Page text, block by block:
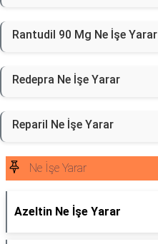
Rantudil 90 Mg Ne İşe Yarar
Redepra Ne İşe Yarar
Reparil Ne İşe Yarar
Ne İşe Yarar
Azeltin Ne İşe Yarar